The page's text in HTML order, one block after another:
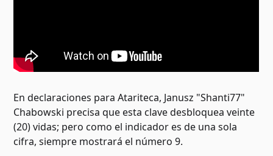
En declaraciones para Atariteca, Janusz "Shanti77"
Chabowski precisa que esta clave desbloquea veinte
(20) vidas; pero como el indicador es de una sola
cifra, siempre mostrará el número 9.